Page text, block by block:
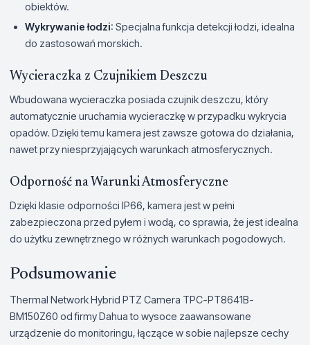
obiektów.
Wykrywanie łodzi: Specjalna funkcja detekcji łodzi, idealna
do zastosowań morskich.
Wycieraczka z Czujnikiem Deszczu
Wbudowana wycieraczka posiada czujnik deszczu, który
automatycznie uruchamia wycieraczkę w przypadku wykrycia
opadów. Dzięki temu kamera jest zawsze gotowa do działania,
nawet przy niesprzyjających warunkach atmosferycznych.
Odporność na Warunki Atmosferyczne
Dzięki klasie odporności IP66, kamera jest w pełni
zabezpieczona przed pyłem i wodą, co sprawia, że jest idealna
do użytku zewnętrznego w różnych warunkach pogodowych.
Podsumowanie
Thermal Network Hybrid PTZ Camera TPC-PT8641B-
BM150Z60 od firmy Dahua to wysoce zaawansowane
urządzenie do monitoringu, łączące w sobie najlepsze cechy